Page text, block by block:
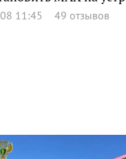
11:45 49 отзывов